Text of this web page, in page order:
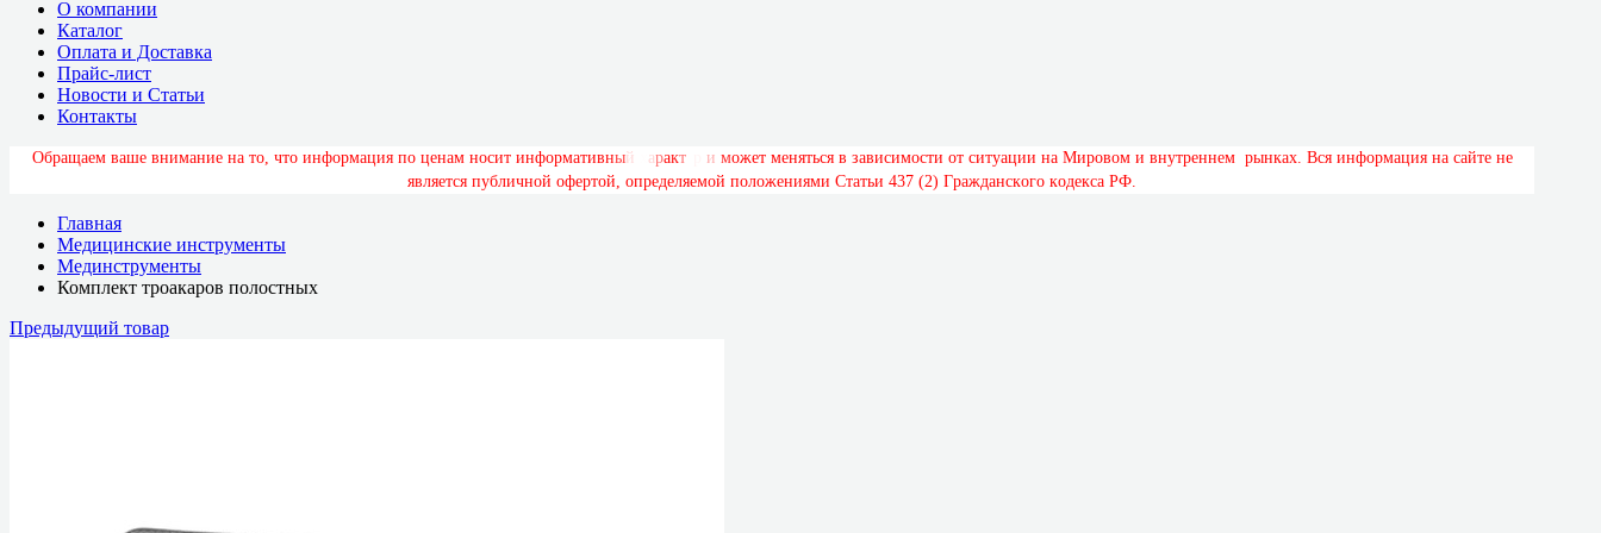
О компании
Каталог
Оплата и Доставка
Прайс-лист
Новости и Статьи
Контакты
Обращаем ваше внимание на то, что информация по ценам носит информативный аракте и может меняться в зависимости от ситуации на Мировом и внутреннем рынках. Вся информация на сайте не
является публичной офертой, определяемой положениями Статьи 437 (2) Гражданского кодекса РФ.
Главная
Медицинские инструменты
Мединструменты
Комплект троакаров полостных
Предыдущий товар